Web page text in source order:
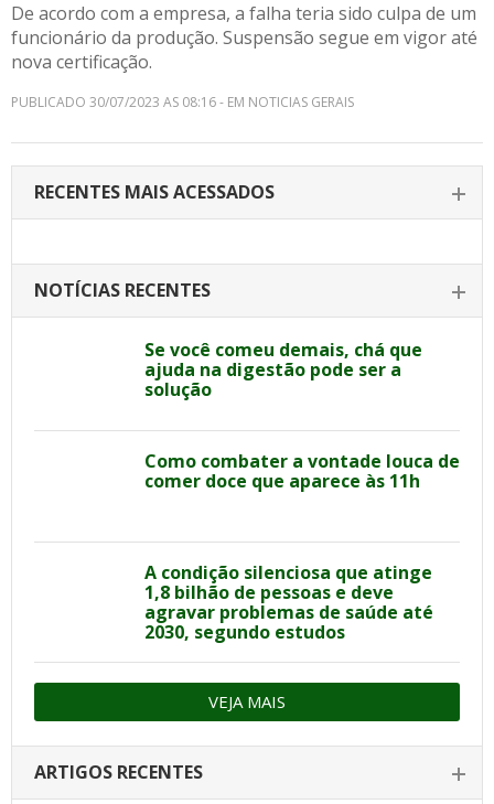
De acordo com a empresa, a falha teria sido culpa de um
funcionário da produção. Suspensão segue em vigor até
nova certificação.
PUBLICADO 30/07/2023 AS 08:16 - EM NOTICIAS GERAIS
RECENTES MAIS ACESSADOS
NOTÍCIAS RECENTES
Se você comeu demais, chá que
ajuda na digestão pode ser a
solução
Como combater a vontade louca de
comer doce que aparece às 11h
A condição silenciosa que atinge
1,8 bilhão de pessoas e deve
agravar problemas de saúde até
2030, segundo estudos
VEJA MAIS
ARTIGOS RECENTES